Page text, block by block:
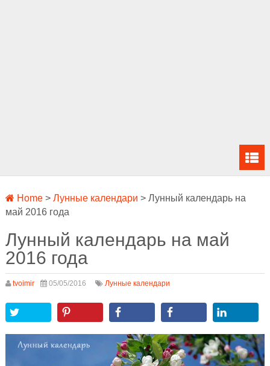
Home> Лунные календари > Лунный календарь на
май 2016 года
Лунный календарь на май
2016 года
tvoimir 05/05/2016 Лунные календари